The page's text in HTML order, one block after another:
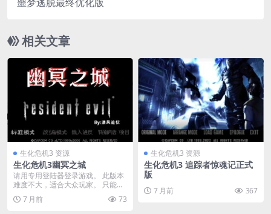
相关文章
生化危机3 资源
生化危机3幽冥之城
请用专用登陆器登录游戏。 此版本
难度不大，适合大众玩家。 只能玩
OH和AH模式 ...
7 月前 73
生化危机3 资源
生化危机3 追踪者惊魂记正式
版
7 月前 367